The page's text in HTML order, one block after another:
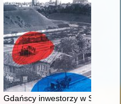
drawskiego od
Gdańscy inwestorzy w